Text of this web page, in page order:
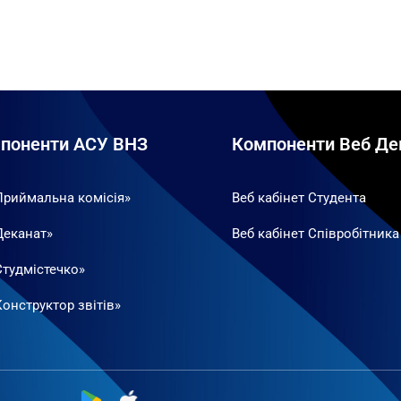
АСУ ВНЗ
комісія»
звітів»
Компоненти Веб
Веб кабінет Студента
Веб кабінет Співробітника